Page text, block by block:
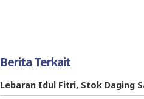
Berita Terkait
Lebaran Idul Fitri, Stok Daging